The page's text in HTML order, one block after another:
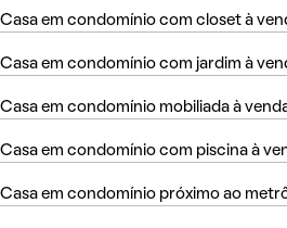
Casa em condomínio com closet à
Casa em condomínio com jardim à
Casa em condomínio mobiliada à
Casa em condomínio com piscina à
Casa em condomínio próximo ao